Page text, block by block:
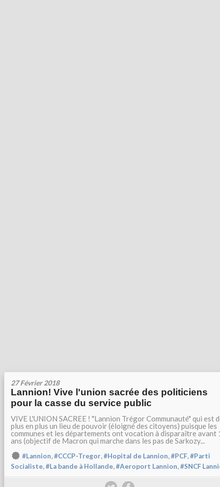
27 Février 2018
Lannion! Vive l'union sacrée des politiciens
pour la casse du service public
VIVE L'UNION SACREE ! "Lannion Trégor Communauté" qui est
plus en plus un lieu de pouvoir (éloigné des citoyens) puisque les
communes et les départements ont vocation à disparaître avant
ans (objectif de Macron qui marche dans les pas de Sarkozy...
#Lannion,#CCCP-Tregor,#Hopital de Lannion,#PCF,#Parti
Socialiste,#La bande à Hollande,#Aeroport Lannion,#SNCF